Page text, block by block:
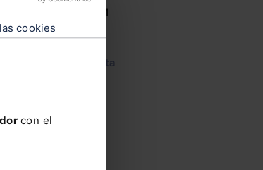
cookies
con el
V Congreso AECEM
12-05-2026
Ver agenda completa